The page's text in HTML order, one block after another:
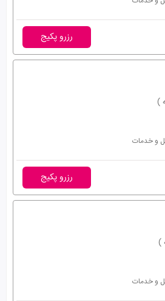
رزرو پکیج
)
و خدمات
رزرو پکیج
)
و خدمات